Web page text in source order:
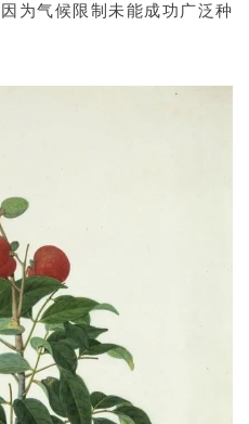
为气候限制未能成功广泛种